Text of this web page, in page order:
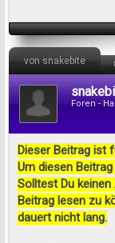
von snakebite
Foren -
Dieser Beitrag ist
Um diesen
Solltest Du
Beitrag lesen zu
dauert nicht lang.